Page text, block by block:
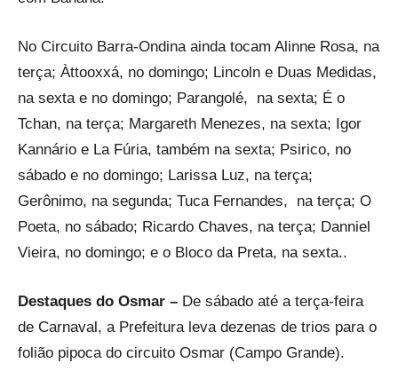
No Circuito Barra-Ondina ainda tocam Alinne Rosa, na
terça; Àttooxxá, no domingo; Lincoln e Duas Medidas,
na sexta e no domingo; Parangolé, na sexta; É o
Tchan, na terça; Margareth Menezes, na sexta; Igor
Kannário e La Fúria, também na sexta; Psirico, no
sábado e no domingo; Larissa Luz, na terça;
Gerônimo, na segunda; Tuca Fernandes, na terça; O
Poeta, no sábado; Ricardo Chaves, na terça; Danniel
Vieira, no domingo; e o Bloco da Preta, na sexta..
Destaques do Osmar – De sábado até a terça-feira
de Carnaval, a Prefeitura leva dezenas de trios para o
folião pipoca do circuito Osmar (Campo Grande).